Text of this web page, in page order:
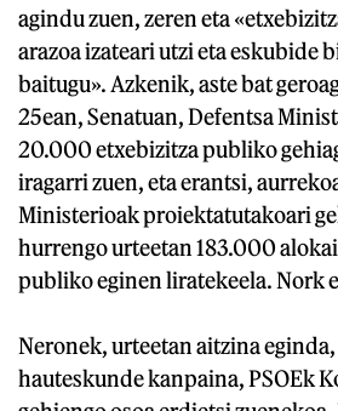
agindu zuen, zeren eta
arazoa izateari utzi eta eskubide
baitugu». Azkenik, aste bat
25ean, Senatuan, Defentsa
20.000 etxebizitza publiko
iragarri zuen, eta erantsi,
Ministerioak proiektatutakoari
hurrengo urteetan 183.000
publiko eginen liratekeela. Nork
Neronek, urteetan aitzina
hauteskunde kanpaina, PSOEk